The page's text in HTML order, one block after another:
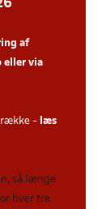
af
eller via
- læs
så længe
hver tre